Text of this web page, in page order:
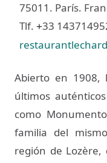
75011. París.
Tlf. +33
Abierto en 1908,
últimos
como
familia del
región de